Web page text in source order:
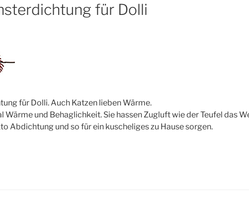
für Dolli
für Dolli. Auch Katzen lieben Wärme.
Wärme und Behaglichkeit. Sie hassen Zugluft wie der Teufel das
Abdichtung und so für ein kuscheliges zu Hause sorgen.